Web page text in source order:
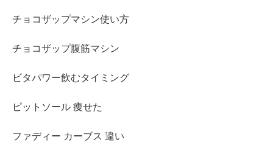
チョコザップマシン使い方
チョコザップ腹筋マシン
ビタパワー飲むタイミング
ピットソール 痩せた
ファディー カーブス 違い